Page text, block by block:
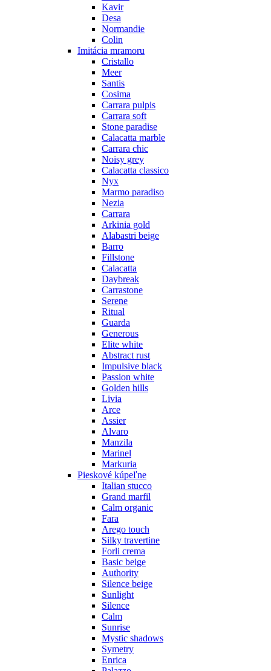
Kavir
Desa
Normandie
Colin
Imitácia mramoru
Cristallo
Meer
Santis
Cosima
Carrara pulpis
Carrara soft
Stone paradise
Calacatta marble
Carrara chic
Noisy grey
Calacatta classico
Nyx
Marmo paradiso
Nezia
Carrara
Arkinia gold
Alabastri beige
Barro
Fillstone
Calacatta
Daybreak
Carrastone
Serene
Ritual
Guarda
Generous
Elite white
Abstract rust
Impulsive black
Passion white
Golden hills
Livia
Arce
Assier
Alvaro
Manzila
Marinel
Markuria
Pieskové kúpeľne
Italian stucco
Grand marfil
Calm organic
Fara
Arego touch
Silky travertine
Forli crema
Basic beige
Authority
Silence beige
Sunlight
Silence
Calm
Sunrise
Mystic shadows
Symetry
Enrica